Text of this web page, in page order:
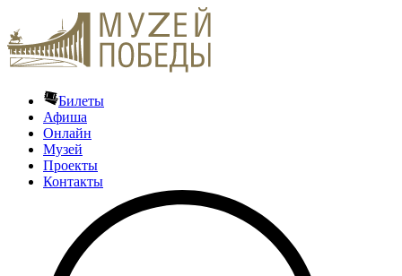
Билеты
Афиша
Онлайн
Музей
Проекты
Контакты